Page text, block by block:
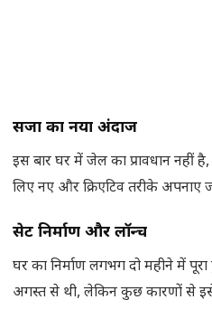
सजा का नया अंदाज
इस बार घर में जेल का प्रावधान नहीं
लिए नए और क्रिएटिव तरीके अपनाए
सेट निर्माण और लॉन्च
घर का निर्माण लगभग दो महीने में
अगस्त से थी, लेकिन कुछ कारणों से